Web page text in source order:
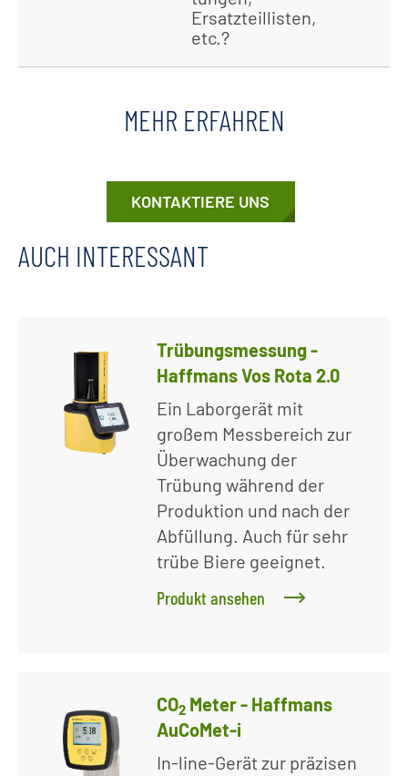
Ersatzteillisten,
etc.?
MEHR ERFAHREN
KONTAKTIERE UNS
AUCH INTERESSANT
Trübungsmessung -
Haffmans Vos Rota 2.0
Ein Laborgerät mit
großem Messbereich zur
Überwachung der
Trübung während der
Produktion und nach der
Abfüllung. Auch für sehr
trübe Biere geeignet.
Produkt ansehen
CO2 Meter - Haffmans
AuCoMet-i
In-line-Gerät zur präzisen